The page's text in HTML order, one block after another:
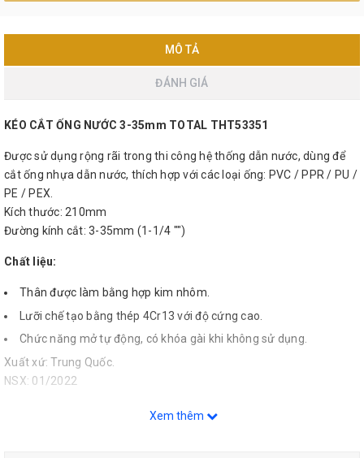
MÔ TẢ
ĐÁNH GIÁ
KÉO CẮT ỐNG NƯỚC 3-35mm TOTAL THT53351
Được sử dụng rộng rãi trong thi công hệ thống dẫn nước, dùng để
cắt ống nhựa dẫn nước, thích hợp với các loại ống: PVC / PPR / PU /
PE / PEX.
Kích thước: 210mm
Đường kính cắt: 3-35mm (1-1/4 "")
Chất liệu:
Thân được làm bằng hợp kim nhôm.
Lưỡi chế tạo bằng thép 4Cr13 với độ cứng cao.
Chức năng mở tự động, có khóa gài khi không sử dụng.
Xuất xứ: Trung Quốc.
NSX: 01/2022
Liên hệ Tư vấn và Mua sản phẩm :
Xem thêm